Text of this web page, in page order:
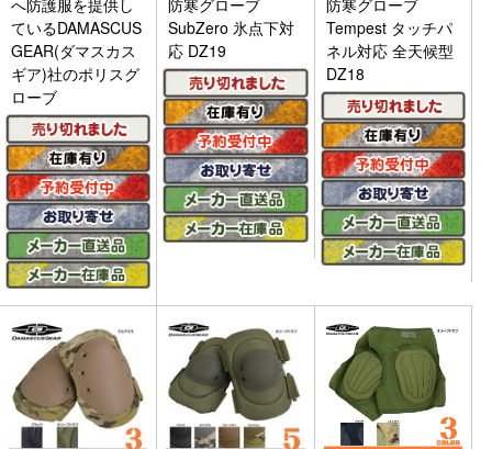
へ防護服を提供し
ているDAMASCUS
GEAR(ダマスカス
ギア)社のポリスグ
ローブ
防寒グローブ
SubZero 氷点下対
応 DZ19
防寒グローブ
Tempest タッチパ
ネル対応 全天候型
DZ18